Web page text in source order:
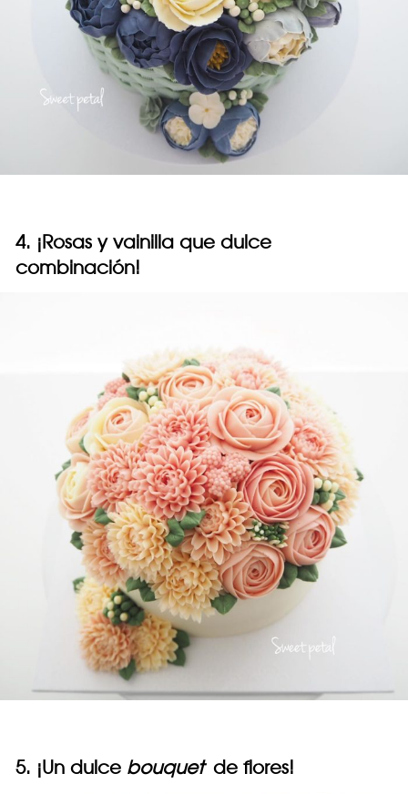
4. ¡Rosas y vainilla que dulce
combinación!
5. ¡Un dulce bouquet de flores!